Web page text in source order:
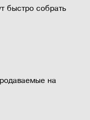
быстро собрать
на